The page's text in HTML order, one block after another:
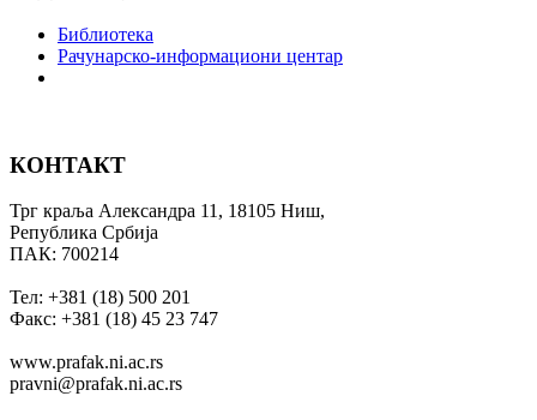
Библиотека
Рачунарско-информациони центар
КОНТАКТ
Трг краља Александра 11, 18105 Ниш,
Република Србија
ПАК: 700214
Тел: +381 (18) 500 201
Факс: +381 (18) 45 23 747
www.prafak.ni.ac.rs
pravni@prafak.ni.ac.rs